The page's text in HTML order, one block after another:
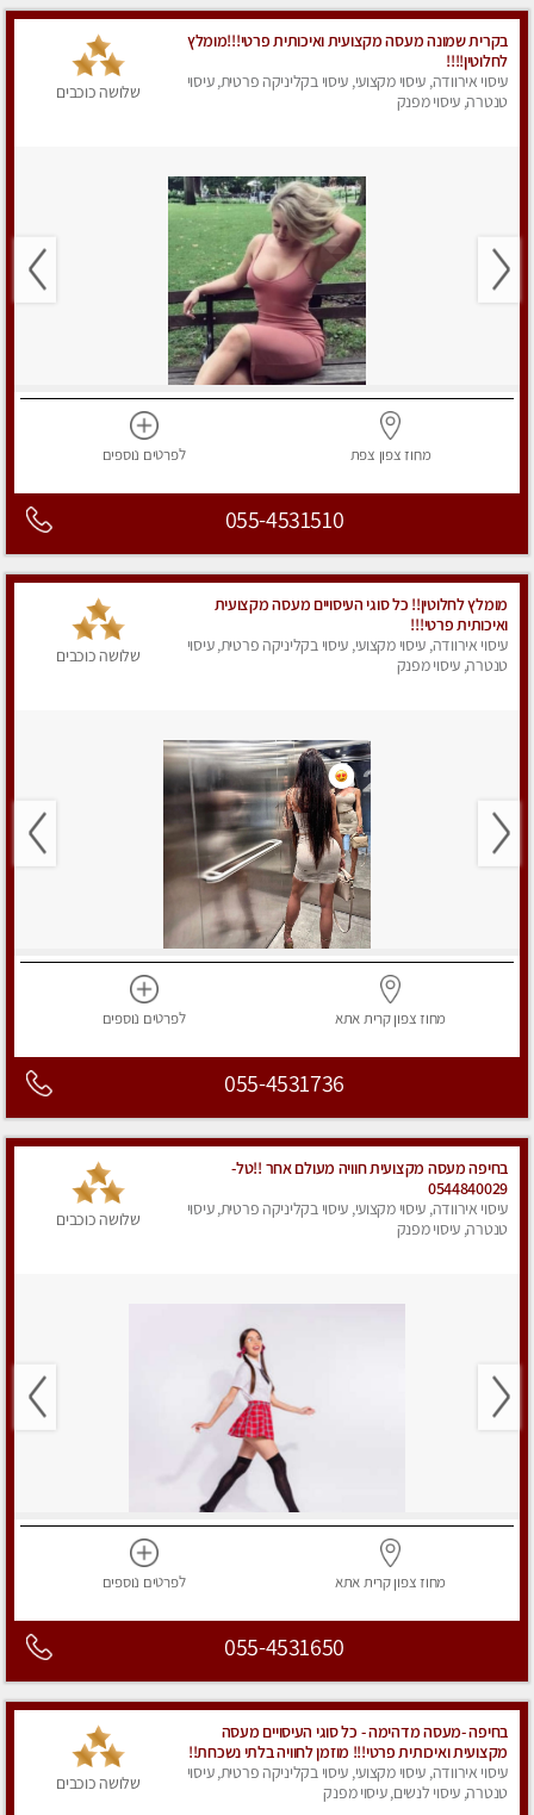
בקרית שמונה מעסה מקצועית ואיכותית פרטי!!!מומלץ
לחלוטין!!!!
עיסוי אירוודה, עיסוי מקצועי, עיסוי בקליניקה פרטית, עיסוי
טנטרה, עיסוי מפנק
שלושה כוכבים
מחוז צפון צפת לפרטים נוספים
055-4531510
מומלץ לחלוטין!! כל סוגי העיסויים מעסה מקצועית
ואיכותית פרטי!!!
עיסוי אירוודה, עיסוי מקצועי, עיסוי בקליניקה פרטית, עיסוי
טנטרה, עיסוי מפנק
שלושה כוכבים
מחוז צפוןקרית אתא לפרטים נוספים
055-4531736
בחיפה מעסה מקצועית חוויה מעולם אחר !!טל-
0544840029
עיסוי אירוודה, עיסוי מקצועי, עיסוי בקליניקה פרטית, עיסוי
טנטרה, עיסוי מפנק
שלושה כוכבים
מחוז צפוןקרית אתא לפרטים נוספים
055-4531650
בחיפה -מעסה מדהימה - כל סוגי העיסויים מעסה
מקצועית ואיכותית פרטי!!! מוזמן לחוויה בלתי נשכחת!!
עיסוי אירוודה, עיסוי מקצועי, עיסוי בקליניקה פרטית, עיסוי
טנטרה, עיסוי לנשים, עיסוי מפנק
שלושה כוכבים